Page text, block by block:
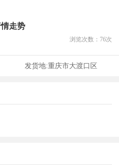
走势
浏览次数： 76次
发货地:重庆市大渡口区